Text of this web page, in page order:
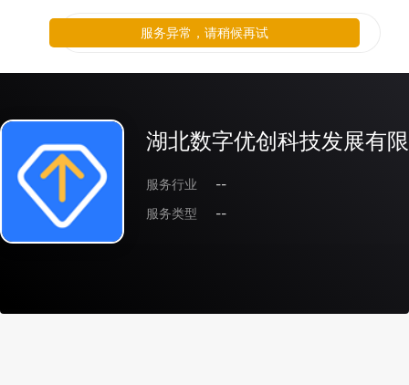
湖北数字优创科技发展有
服务行业
--
服务类型
--
服务异常，请稍候再试